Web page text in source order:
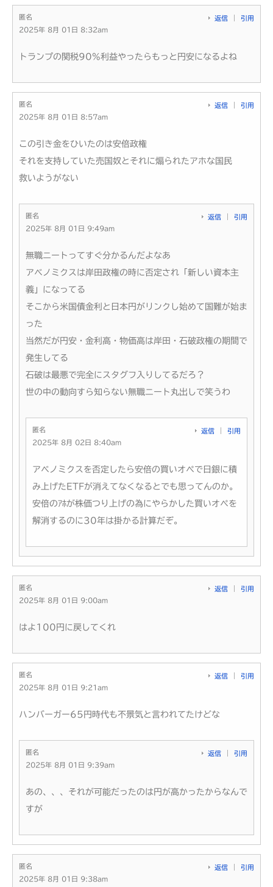
匿名
2025年 8月 01日 8:32am
返信 引用
トランプの関税90%利益やったらもっと円安になるよね
匿名
2025年 8月 01日 8:57am
返信 引用
この引き金をひいたのは安倍政権
それを支持していた売国奴とそれに煽られたアホな国民
救いようがない
匿名
2025年 8月 01日 9:49am
返信 引用
無職ニートってすぐ分かるんだよなあ
アベノミクスは岸田政権の時に否定され「新しい資本主
義」になってる
そこから米国債金利と日本円がリンクし始めて国難が始ま
った
当然だが円安・金利高・物価高は岸田・石破政権の期間で
発生してる
石破は最悪で完全にスタグフ入りしてるだろ？
世の中の動向すら知らない無職ニート丸出しで笑うわ
匿名
2025年 8月 02日 8:40am
返信 引用
アベノミクスを否定したら安倍の買いオペで日銀に積
み上げたETFが消えてなくなるとでも思ってんのか。
安倍のｱﾎが株価つり上げの為にやらかした買いオペを
解消するのに30年は掛かる計算だぞ。
匿名
2025年 8月 01日 9:00am
返信 引用
はよ100円に戻してくれ
匿名
2025年 8月 01日 9:21am
返信 引用
ハンバーガー65円時代も不景気と言われてたけどな
匿名
2025年 8月 01日 9:39am
返信 引用
あの、、、それが可能だったのは円が高かったからなんで
すが
匿名
2025年 8月 01日 9:38am
返信 引用